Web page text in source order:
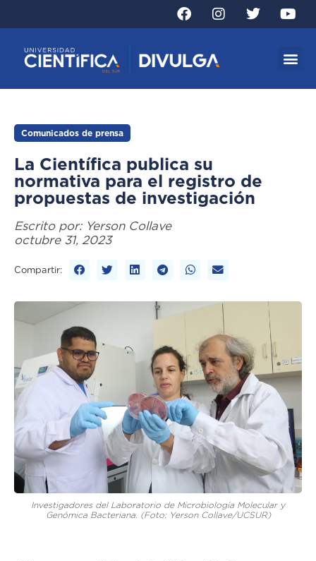
Comunicados de prensa
La Científica publica su
normativa para el registro de
propuestas de investigación
Escrito por: Yerson Collave
octubre 31, 2023
Compartir:
Investigadores del Laboratorio de Microbiología Molecular y
Genómica Bacteriana. (Foto: Yerson Collave/UCSUR)